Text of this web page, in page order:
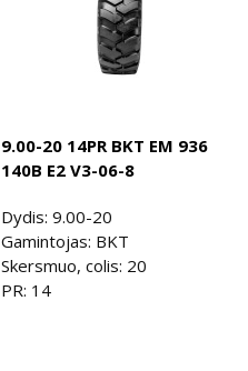
9.00-20 14PR BKT EM 936
140B E2 V3-06-8
Dydis: 9.00-20
Gamintojas: BKT
Skersmuo, colis: 20
PR: 14